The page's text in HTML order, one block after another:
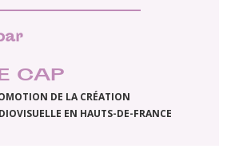
CAP
DE LA CRÉATION
EN HAUTS-DE-FRANCE